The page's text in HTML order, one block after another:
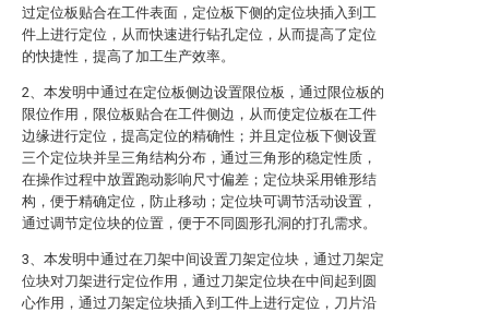
过定位板贴合在工件表面，定位板下侧的定位块插入到工
件上进行定位，从而快速进行钻孔定位，从而提高了定位
的快捷性，提高了加工生产效率。
2、本发明中通过在定位板侧边设置限位板，通过限位板的
限位作用，限位板贴合在工件侧边，从而使定位板在工件
边缘进行定位，提高定位的精确性；并且定位板下侧设置
三个定位块并呈三角结构分布，通过三角形的稳定性质，
在操作过程中放置跑动影响尺寸偏差；定位块采用锥形结
构，便于精确定位，防止移动；定位块可调节活动设置，
通过调节定位块的位置，便于不同圆形孔洞的打孔需求。
3、本发明中通过在刀架中间设置刀架定位块，通过刀架定
位块对刀架进行定位作用，通过刀架定位块在中间起到圆
心作用，通过刀架定位块插入到工件上进行定位，刀片沿